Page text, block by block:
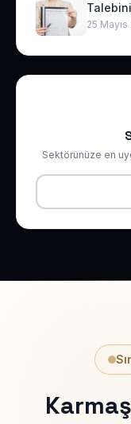
25
Sektörünüze en